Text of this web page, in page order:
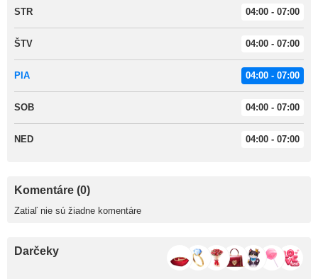
STR 04:00 - 07:00
ŠTV 04:00 - 07:00
PIA 04:00 - 07:00
SOB 04:00 - 07:00
NED 04:00 - 07:00
Komentáre (0)
Zatiaľ nie sú žiadne komentáre
Darčeky